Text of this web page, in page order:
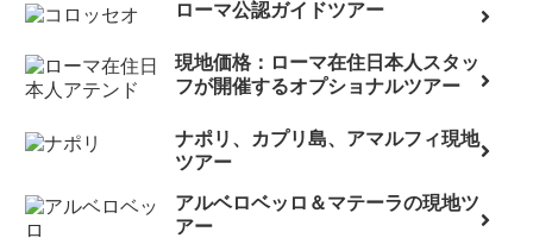
ローマ公認ガイドツアー
現地価格：ローマ在住日本人スタッ
フが開催するオプショナルツアー
ナポリ、カプリ島、アマルフィ現地
ツアー
アルベロベッロ＆マテーラの現地ツ
アー